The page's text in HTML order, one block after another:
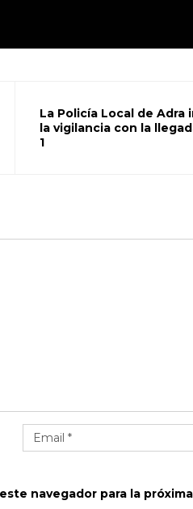
La Policía Local de Adra
la vigilancia con la
1
navegador para la